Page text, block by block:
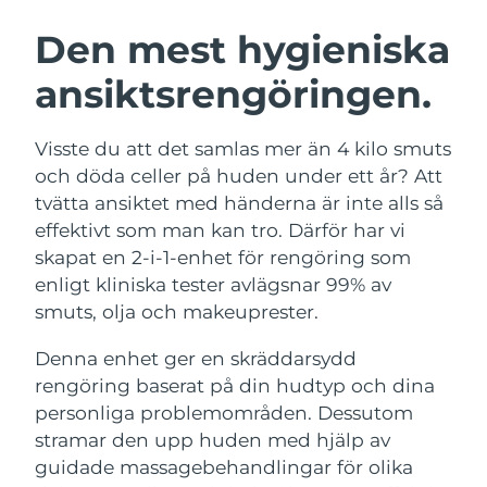
Den mest hygieniska
ansiktsrengöringen.
Visste du att det samlas mer än 4 kilo smuts
och döda celler på huden under ett år? Att
tvätta ansiktet med händerna är inte alls så
effektivt som man kan tro. Därför har vi
skapat en 2-i-1-enhet för rengöring som
enligt kliniska tester avlägsnar 99% av
smuts, olja och makeuprester.
Denna enhet ger en skräddarsydd
rengöring baserat på din hudtyp och dina
personliga problemområden. Dessutom
stramar den upp huden med hjälp av
guidade massagebehandlingar för olika
LUNA™ 4-paket
Anti-aging massage
LUNA™ 4 Plus
Massage, LED heating
LUNA™ 4 Men
For men, anti-aging massage
BEAR™ 2-paket
Microcurrent toning
BEAR™ 2 go
Microcurrent toning on-the-go
BEAR™ 2 eyes & lips
Microcurrent line smoothing device
Återfuktning
UFO™ 3-paket
Deep facial hydration
UFO™ 3 LED
Near-infrared and red light therapy
device
Munvård
issa™ 4
Hybrid silicone sonic toothbrush
issa™ 4 plus
Smart hybrid silicone sonic toothbrush
FAQ™ ANTI-AGING-BEHANDLING
Anti-aging LED-behandlingar
NEW
Österrike Förväntad leverans 11/8/26
Bahrain Förväntad leverans12/8/26
Belgien
Bermuda Förväntad leverans 17/8/26
Bosnien och
Hercegovina
Förväntad leverans14/8/26
Brunei Förväntad leverans
Bulgarien Förväntad leverans
Kanada Förväntad leverans15/8/26
Chile Förväntad leverans15/8/26